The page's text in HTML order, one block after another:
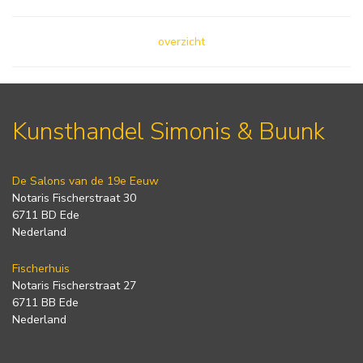
overzicht
Kunsthandel Simonis & Buunk
De Salons van de 19e Eeuw
Notaris Fischerstraat 30
6711 BD Ede
Nederland
Fischerhuis
Notaris Fischerstraat 27
6711 BB Ede
Nederland